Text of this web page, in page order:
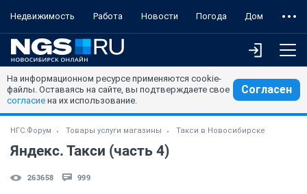
Недвижимость Работа Новости Погода Дом
На информационном ресурсе применяются cookie-
файлы. Оставаясь на сайте, вы подтверждаете свое
согласие на их использование.
Согласен
НГС.Форум Товары услуги магазины Такси в Новосибирске
Яндекс. Такси (часть 4)
263658 999